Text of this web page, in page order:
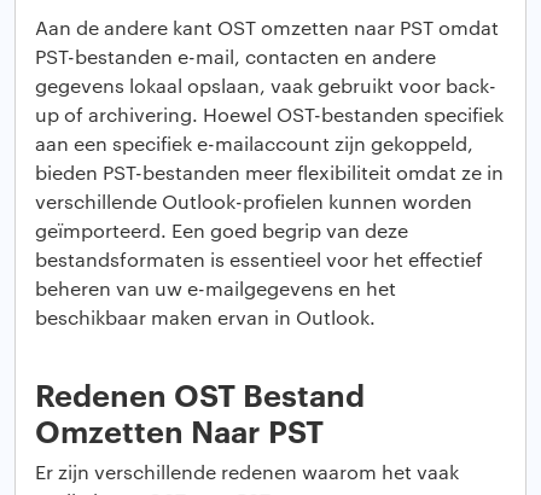
Aan de andere kant OST omzetten naar PST omdat
PST-bestanden e-mail, contacten en andere
gegevens lokaal opslaan, vaak gebruikt voor back-
up of archivering. Hoewel OST-bestanden specifiek
aan een specifiek e-mailaccount zijn gekoppeld,
bieden PST-bestanden meer flexibiliteit omdat ze in
verschillende Outlook-profielen kunnen worden
geïmporteerd. Een goed begrip van deze
bestandsformaten is essentieel voor het effectief
beheren van uw e-mailgegevens en het
beschikbaar maken ervan in Outlook.
Redenen OST Bestand
Omzetten Naar PST
Er zijn verschillende redenen waarom het vaak